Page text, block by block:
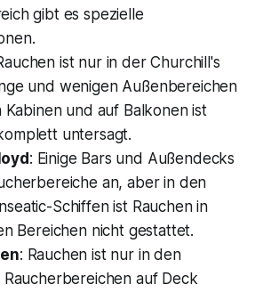
gibt es spezielle
ist nur in der Churchill's
und wenigen Außenbereichen
Kabinen und auf Balkonen ist
untersagt.
: Einige Bars und Außendecks
an, aber in den
Schiffen ist Rauchen in
Bereichen nicht gestattet.
: Rauchen ist nur in den
Raucherbereichen auf Deck